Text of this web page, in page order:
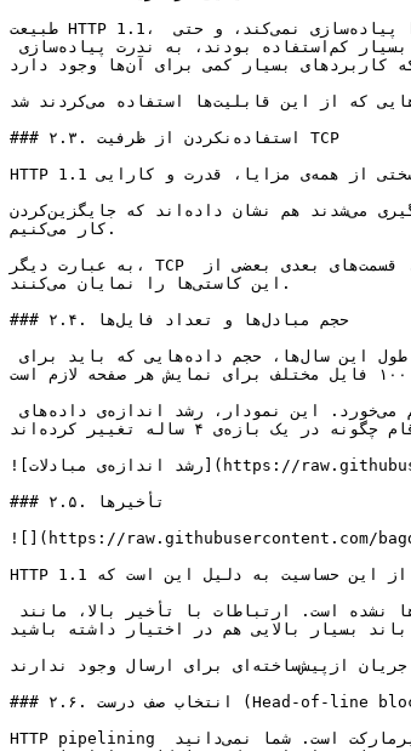
طبیعت HTTP 1.1، داشتن جزئیات بسیار و گزینه‌های موجود برای افزونه‌های بعدی، تبدیل به یک اکوسیستم نرم‌افزاری شد که تقریبا هیچ پیاده‌سازی، همه‌چیز را پیاده‌سازی نمی‌کند، و حتی
شدند و کسانی که این قابلیت‌ها را پیاده‌سازی کردند، متوجه شدند که کاربردهای بسیار کمی برای آن‌ها وجود دارد.
بعدها، این ویژگی‌ها باعث ایجاد ناهماهنگی بین کلاینت‌ها و سرورهایی که از این قابلیت‌ها استفاده می‌کردند شد. HTTP pipelining از نمونه‌های بارز این قابلیت‌ها است.
### ۲.۳. استفاده‌نکردن از ظرفیت TCP
HTTP 1.1 به سختی از همه‌ی مزایا، قدرت و کارایی TCP استفاده می‌کند. کلاینت‌های HTTP و مرورگرها باید در پی یافتن راه‌های خلاقانه برای کاهش زمان بارگذاری صفحات باشند.
تلاش‌های دیگری که در طول این سال‌ها به طور موازی پیگیری می‌شدند هم نشان داده‌اند که جایگزین‌کردن TCP کار راحتی نیست، به همین دلیل ما روی بهبود TCP و پرتکل‌های وابسته به آن
کار می‌کنیم.
به عبارت دیگر، TCP می‌تواند به گونه‌ای استفاده شود که وقفه‌ها را کمتر کند یا از بازه‌های زمانی تلف‌شده برای ارسال و دریافت داده‌های بیشتری استفاده شود. قسمت‌های بعدی بعضی از
این کاستی‌ها را نمایان می‌کنند.
### ۲.۴. حجم مبادل‌ها و تعداد فایل‌ها
بازکردن این صفحات مبادله کرد، به ۱.۹ مگابایت رسیده است. چیزی که دراین‌باره مهم‌تر است، این است که بیش از ۱۰۰ فایل مختلف برای نمایش هر صفحه لازم است.
مبادله‌شده (با رنگ سبز) و میانگین تعداد درخواست‌ها (قرمز) را در وب‌سایت‌های پرطرفدار اینترنت نشان می‌دهد و این‌که این ارقام چگونه در یک بازه‌ی ۴ ساله تغییر کرده‌اند.
![رشد اندازه‌ی مبادلات](https://raw.githubusercontent.com/bagder/http2-explained/master/images/transfer-size-growth.png)
### ۲.۵. تأخیرها
![](https://raw.githubusercontent.com/
HTTP 1.1 بسیار به تأخیر حساس است، می‌توان گفت بخشی از این حساسیت به دلیل این است که HTTP pipelining هنوز آن‌قدر مشکل دارد که اکثر کاربران نتوانند از آن استفاده کنند.
خوب و سریع را سخت می‌کند، حتی اگر پهنای باند بسیار بالایی هم در اختیار داشته باشید.
مورد استفاده‌ی دیگری از تأخیرهای پایین، نوع‌های خاصی از ویدیو هستند، مانند ویدیوکنفرانس، گیمینگ و مشابه‌های آن که هیچ جریان از‌پیش‌ساخته‌ای برای ارسال وجود ندارند.
### ۲.۶. انتخاب صف درست (Head-of-line blocking)
HTTP pipelining یک راه برای فرستادن یک درخواست دیگر، در حالی که منتظر پاسخ درخواست دیگری هستیم، است. این مفهوم بسیار شبیه به صف‌های بانک یا سوپرمارکت است. شما نمی‌دانید